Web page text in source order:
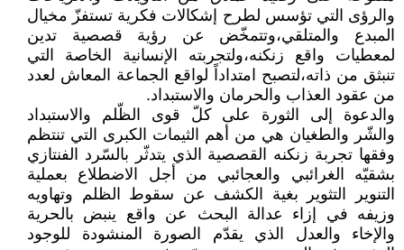
والرؤى التي تؤسس لطرح إشكالات فكرية تستفزّ مخيال
المبدع والمتلقي،وتتمخّض عن رؤية قصصية تدين
لمعطيات واقع زنكنه،ولتجربته الإنسانية الخاصة التي
تنبثق من ذاته،لتصبح امتداداً لواقع الجماعة المعاش لعدد
من عقود العذاب والحرمان والاستبداد.
والدعوة إلى الثورة على كلّ قوى الظّلم والاستبداد
والشّر والطغيان هي من أهم الثيمات الكبرى التي تنتظم
وفقها تجربة زنكنه القصصية الذي يتدثّر بالسّرد الفنتازي
بشقيّه الغرائبي والعجائبي من أجل الاضطلاع بعملية
التنوير التثوير بغية الكشف عن سقوط الظلم وتهاويه
وزيفه في إزاء عدالة البحث عن واقع ينبض بالحرية
والإخاء والعدل الذي يقدّم الصورة المنشودة للوجود